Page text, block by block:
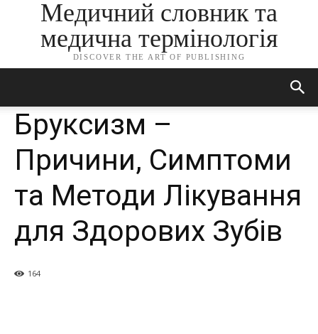
Медичний словник та
медична термінологія
DISCOVER THE ART OF PUBLISHING
Бруксизм –
Причини, Симптоми
та Методи Лікування
для Здорових Зубів
164